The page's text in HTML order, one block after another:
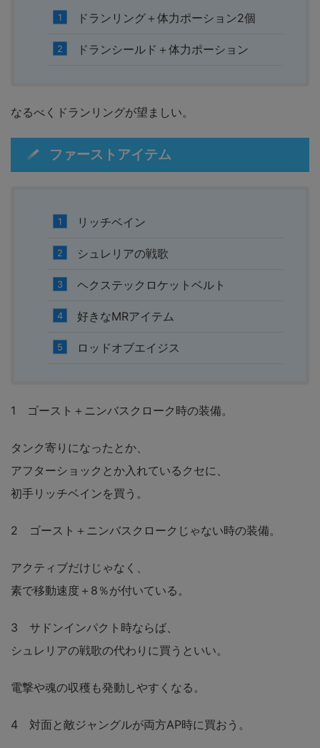
ドランリング＋体力ポーション2個
ドランシールド＋体力ポーション
なるべくドランリングが望ましい。
ファーストアイテム
リッチベイン
シュレリアの戦歌
ヘクステックロケットベルト
好きなMRアイテム
ロッドオブエイジス
1 ゴースト＋ニンバスクローク時の装備。
タンク寄りになったとか、
アフターショックとか入れているクセに、
初手リッチベインを買う。
2 ゴースト＋ニンバスクロークじゃない時の装備。
アクティブだけじゃなく、
素で移動速度＋8％が付いている。
3 サドンインパクト時ならば、
シュレリアの戦歌の代わりに買うといい。
電撃や魂の収穫も発動しやすくなる。
4 対面と敵ジャングルが両方AP時に買おう。